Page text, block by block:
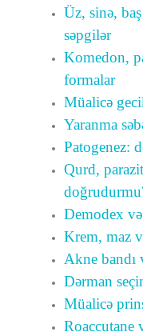
Üz, sinə,
səpgilər
Komedon,
formalar
Müalicə
Yaranma
Patogenez:
Qurd,
Demodex
Krem, maz
Akne bandı
Dərman
Müalicə
Roaccutane